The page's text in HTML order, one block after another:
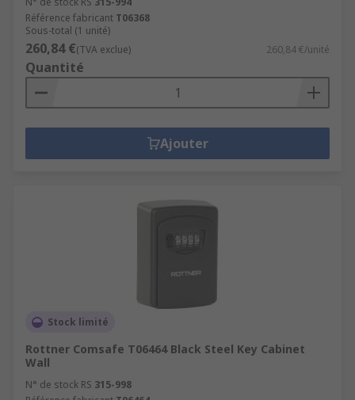
Référence fabricant T06368
Sous-total (1 unité)
260,84 €(TVA exclue) 260,84 €/unité
Quantité
Ajouter
Stock limité
Rottner Comsafe T06464 Black Steel Key Cabinet
Wall
N° de stock RS 315-998